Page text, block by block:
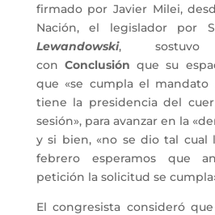
firmado por Javier Milei,
Nación, el legislador por
Lewandowski,
con Conclusión que su
que «se cumpla el mandato
tiene la presidencia del
sesión», para avanzar en la
y si bien, «no se dio tal cual
febrero esperamos que
petición la solicitud se
El congresista consideró